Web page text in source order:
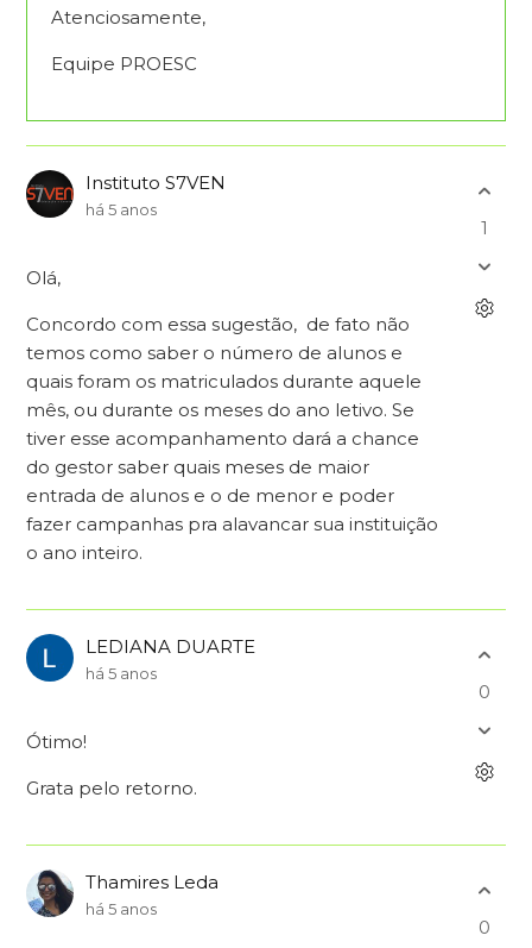
Atenciosamente,
Equipe PROESC
Instituto S7VEN
há 5 anos
Olá,
Concordo com essa sugestão, de fato não
temos como saber o número de alunos e
quais foram os matriculados durante aquele
mês, ou durante os meses do ano letivo. Se
tiver esse acompanhamento dará a chance
do gestor saber quais meses de maior
entrada de alunos e o de menor e poder
fazer campanhas pra alavancar sua instituição
o ano inteiro.
1
LEDIANA DUARTE
há 5 anos
Ótimo!
Grata pelo retorno.
0
Thamires Leda
há 5 anos
0